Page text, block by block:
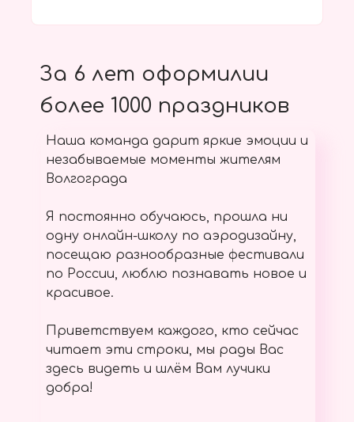
За 6 лет оформилии
более 1000 праздников
Наша команда дарит яркие эмоции и
незабываемые моменты жителям
Волгограда
Я постоянно обучаюсь, прошла ни
одну онлайн-школу по аэродизайну,
посещаю разнообразные фестивали
по России, люблю познавать новое и
красивое.
Приветствуем каждого, кто сейчас
читает эти строки, мы рады Вас
здесь видеть и шлём Вам лучики
добра!